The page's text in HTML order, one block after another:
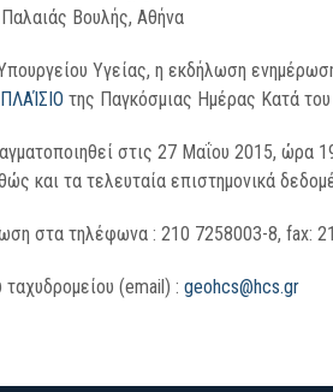
Βουλής, Αθήνα
Υγείας, η εκδήλωση
ΠΛΑΊΣΙΟ της Παγκόσμιας Ημέρας Κατά
στις 27 Μαΐου 2015, ώρα
και τα τελευταία επιστημονικά
στα τηλέφωνα : 210 7258003-8, fax:
ταχυδρομείου (email) : geohcs@hcs.gr